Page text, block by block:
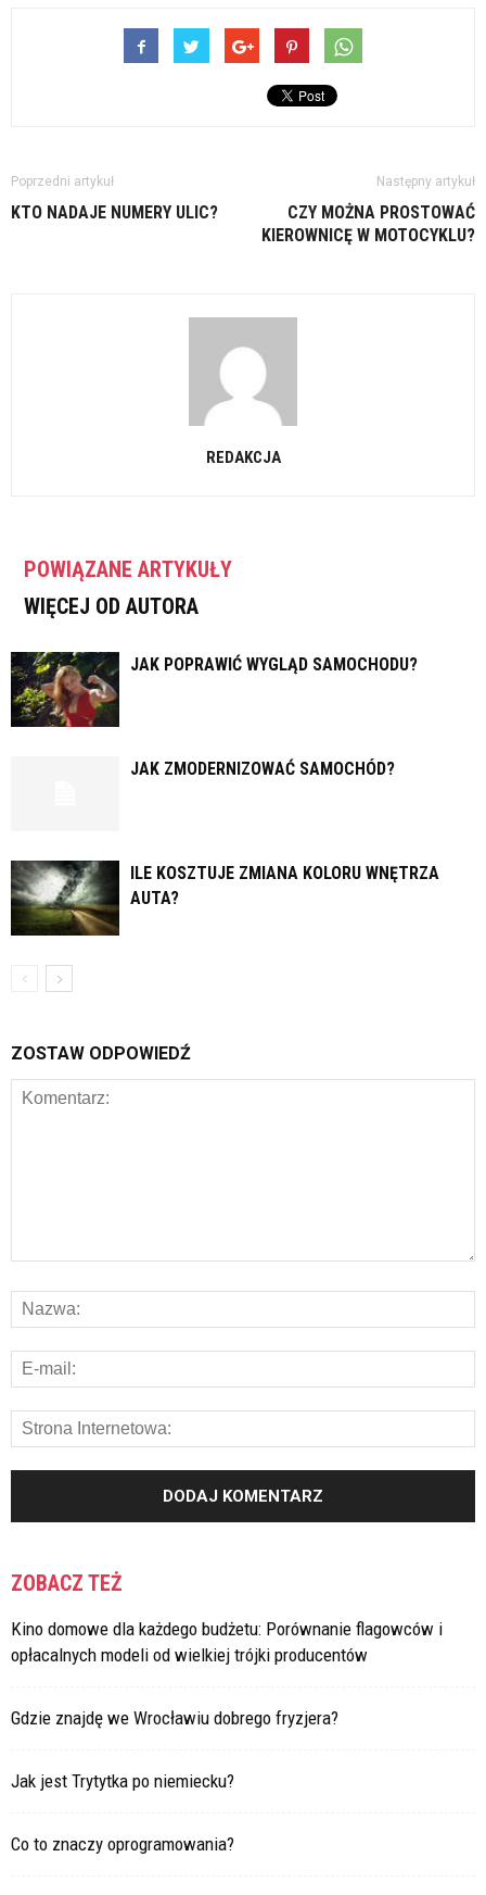
Poprzedni artykuł
KTO NADAJE NUMERY ULIC?
Następny artykuł
CZY MOŻNA PROSTOWAĆ
KIEROWNICĘ W MOTOCYKLU?
REDAKCJA
POWIĄZANE ARTYKUŁY
WIĘCEJ OD AUTORA
JAK POPRAWIĆ WYGLĄD SAMOCHODU?
JAK ZMODERNIZOWAĆ SAMOCHÓD?
ILE KOSZTUJE ZMIANA KOLORU WNĘTRZA
AUTA?
ZOSTAW ODPOWIEDŹ
ZOBACZ TEŻ
Kino domowe dla każdego budżetu: Porównanie flagowców i
opłacalnych modeli od wielkiej trójki producentów
Gdzie znajdę we Wrocławiu dobrego fryzjera?
Jak jest Trytytka po niemiecku?
Co to znaczy oprogramowania?